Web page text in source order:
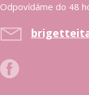
Odpovídáme do 48